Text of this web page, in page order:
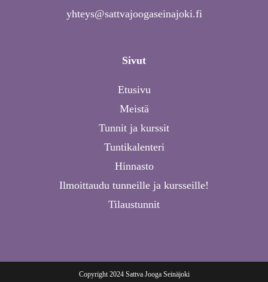
yhteys@sattvajoogaseinajoki.fi
Sivut
Etusivu
Meistä
Tunnit ja kurssit
Tuntikalenteri
Hinnasto
Ilmoittaudu tunneille ja kursseille!
Tilaustunnit
Copyright 2024 Sattva Jooga Seinäjoki